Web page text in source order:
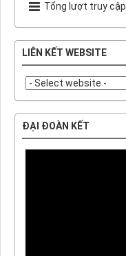
Tổng lượt truy cập
LIÊN KẾT WEBSITE
ĐẠI ĐOÀN KẾT